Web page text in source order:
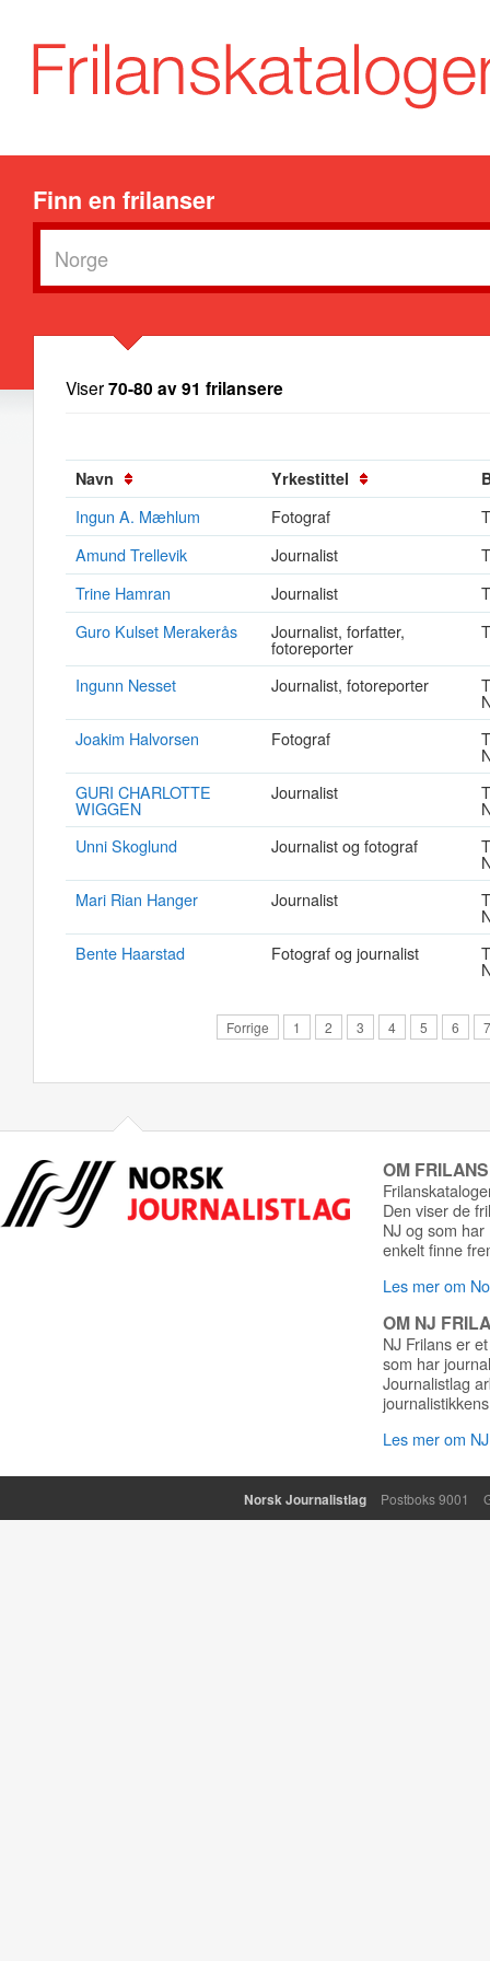
Finn en frilanser
Viser70-80 av 91 frilansere
Navn Yrkestittel
Ingun A. Mæhlum Fotograf
Amund Trellevik
Journalist
Trine Hamran
Journalist
Guro Kulset Merakerås
Journalist, forfatter,
fotoreporter
Ingunn Nesset Journalist, fotoreporter
Joakim Halvorsen
Fotograf
GURI CHARLOTTE
WIGGEN
Journalist
Unni Skoglund
Journalist og fotograf
Mari Rian Hanger
Journalist
Bente Haarstad
Fotograf og journalist
Forrige 1 2 3 4 5 6 7
OM
Den viser de
NJ og som
enkelt finne
Les mer om
OM NJ
NJ Frilans er
som har
Journalistlag
Les mer om
Norsk Journalistlag Postboks 9001